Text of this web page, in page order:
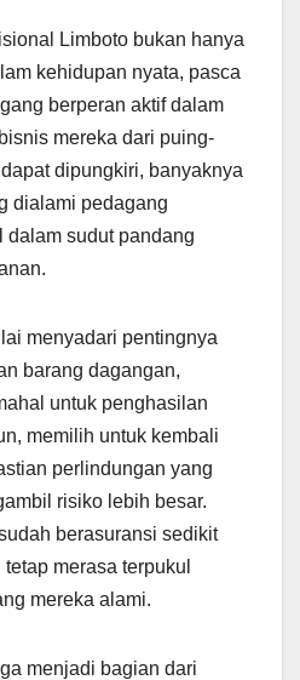
Limboto bukan hanya
kehidupan nyata, pasca
berperan aktif dalam
mereka dari puing-
dipungkiri, banyaknya
dialami pedagang
dalam sudut pandang
menyadari pentingnya
barang dagangan,
untuk penghasilan
memilih untuk kembali
perlindungan yang
risiko lebih besar.
berasuransi sedikit
merasa terpukul
mereka alami.
menjadi bagian dari